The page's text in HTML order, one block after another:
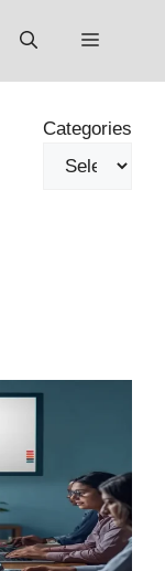
Menu
Categories